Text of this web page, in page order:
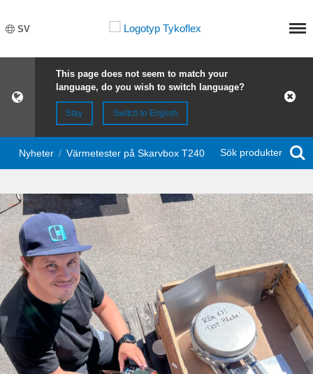
SV Meny
This page does not seem to match your
language, do you wish to switch language?
Stay Switch to English
Nyheter / Värmetester på Skarvbox T240 Sök produkter